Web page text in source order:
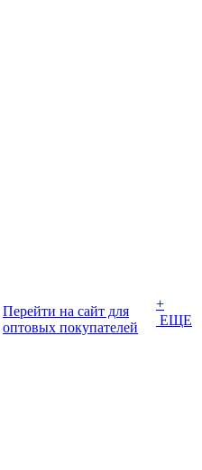
Перейти на сайт для
оптовых покупателей
+
ЕЩЕ